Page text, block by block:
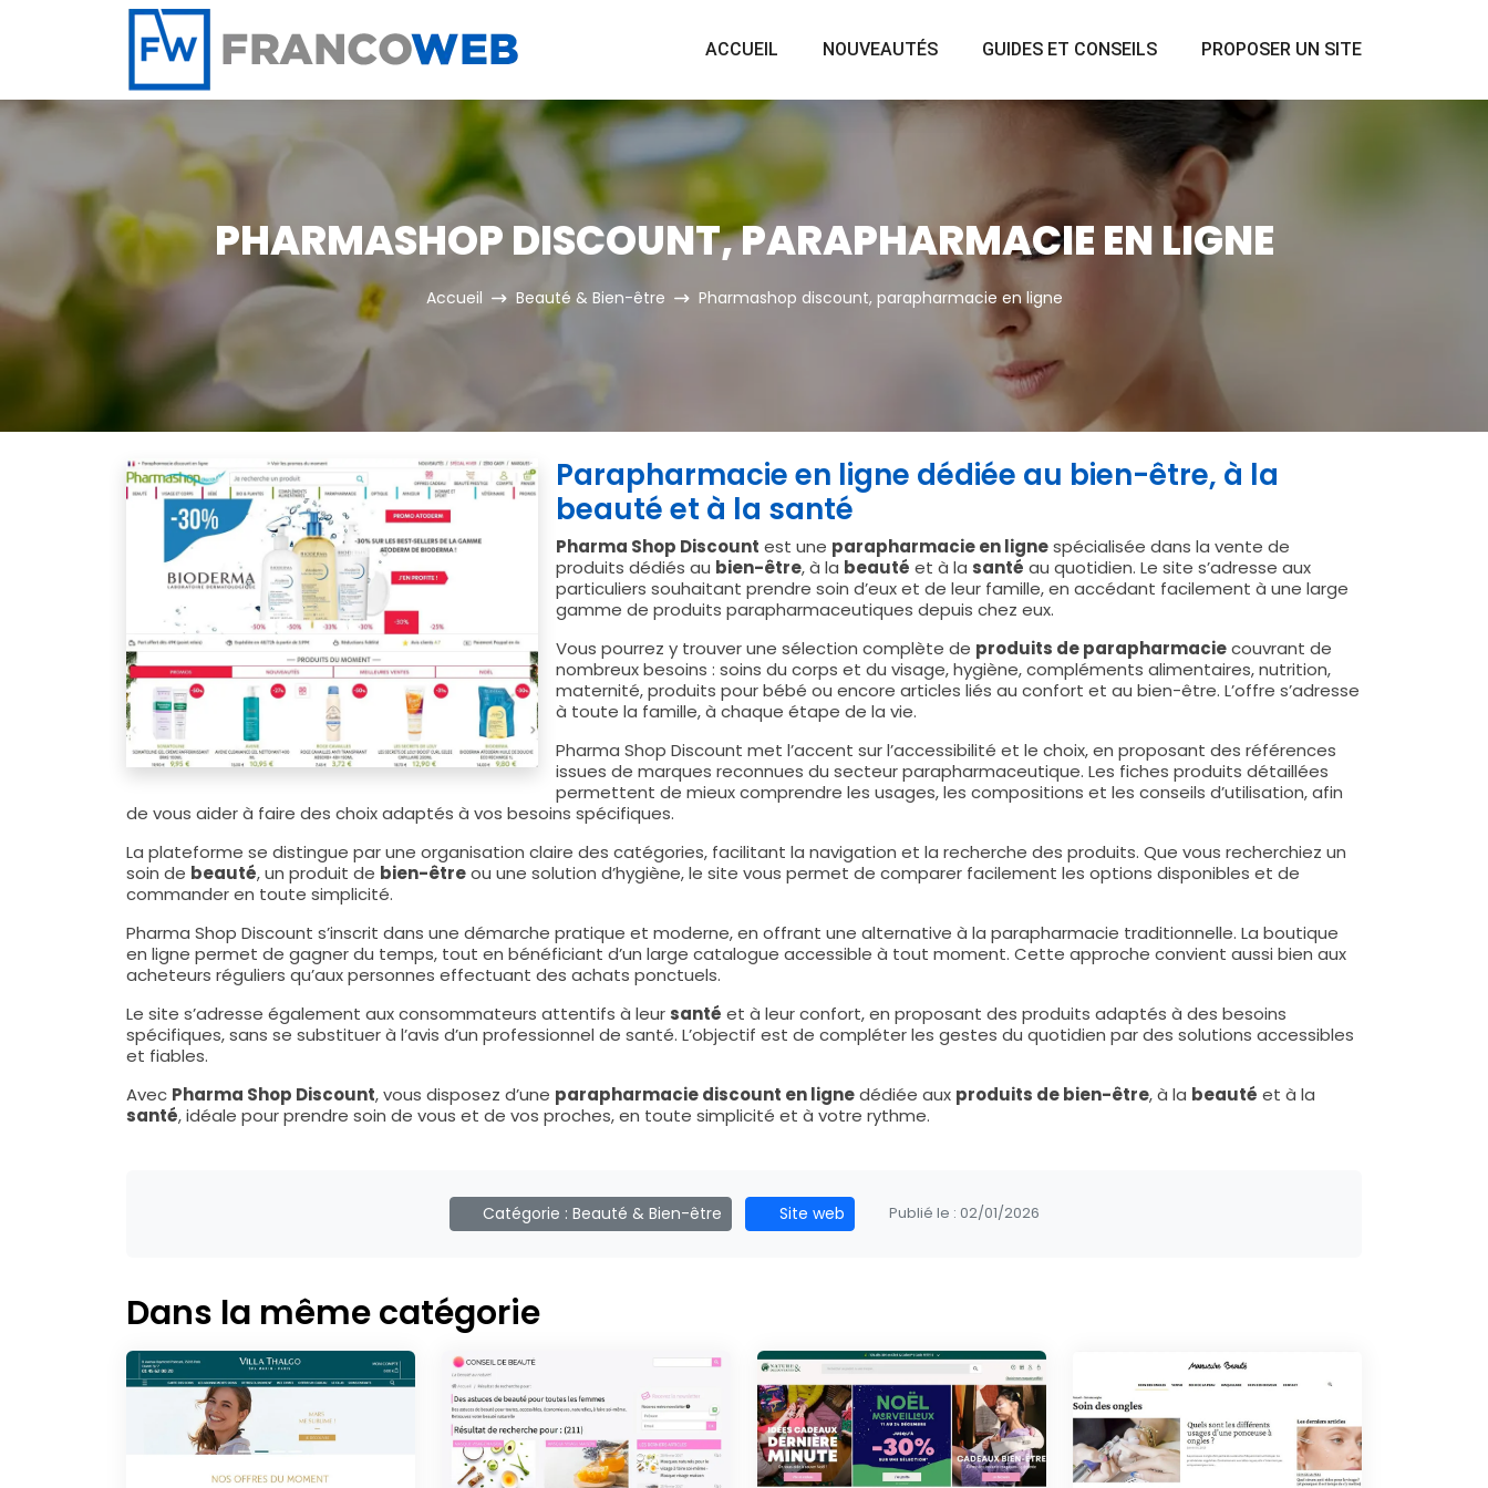
Panneau de gestion des cookies
ACCUEIL NOUVEAUTÉS GUIDES ET CONSEILS PROPOSER UN SITE
PHARMASHOP DISCOUNT, PARAPHARMACIE EN LIGNE
Accueil Beauté & Bien-être Pharmashop discount, parapharmacie en ligne
Parapharmacie en ligne dédiée au bien-être, à la
beauté et à la santé
Pharma Shop Discount est une parapharmacie en lignespécialisée dans la vente de
produits dédiés au bien-être, à la beauté et à la santé au quotidien. Le site s’adresse aux
particuliers souhaitant prendre soin d’eux et de leur famille, en accédant facilement à une large
gamme de produits parapharmaceutiques depuis chez eux.
Vous pourrez y trouver une sélection complète de produits de parapharmaciecouvrant de
nombreux besoins : soins du corps et du visage, hygiène, compléments alimentaires, nutrition,
maternité, produits pour bébé ou encore articles liés au confort et au bien-être. L’offre s’adresse
à toute la famille, à chaque étape de la vie.
Pharma Shop Discount met l’accent sur l’accessibilité et le choix, en proposant des références
issues de marques reconnues du secteur parapharmaceutique. Les fiches produits détaillées
permettent de mieux comprendre les usages, les compositions et les conseils d’utilisation, afin
de vous aider à faire des choix adaptés à vos besoins spécifiques.
La plateforme se distingue par une organisation claire des catégories, facilitant la navigation et la recherche des produits. Que vous recherchiez un
soin de beauté, un produit de bien-êtreou une solution d’hygiène, le site vous permet de comparer facilement les options disponibles et de
commander en toute simplicité.
Pharma Shop Discount s’inscrit dans une démarche pratique et moderne, en offrant une alternative à la parapharmacie traditionnelle. La boutique
en ligne permet de gagner du temps, tout en bénéficiant d’un large catalogue accessible à tout moment. Cette approche convient aussi bien aux
acheteurs réguliers qu’aux personnes effectuant des achats ponctuels.
Le site s’adresse également aux consommateurs attentifs à leur santé et à leur confort, en proposant des produits adaptés à des besoins
spécifiques, sans se substituer à l’avis d’un professionnel de santé. L’objectif est de compléter les gestes du quotidien par des solutions accessibles
et fiables.
Avec Pharma Shop Discount, vous disposez d’une parapharmacie discount en lignedédiée aux produits de bien-être, à la beauté et à la
santé, idéale pour prendre soin de vous et de vos proches, en toute simplicité et à votre rythme.
Catégorie : Beauté & Bien-être Site web Publié le : 02/01/2026
Dans la même catégorie